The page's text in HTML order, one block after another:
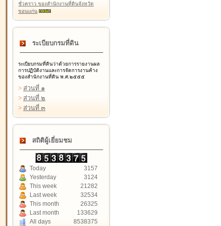
ชั่วคราว ของสำนักงานที่ดินจังหวัด
ขอนแก่น
ระเบียบกรมที่ดิน
ระเบียบกรมที่ดินว่าด้วยการรายงานผล
การปฏิบัติงานและการจัดการงานค้าง
ของสำนักงานที่ดิน พ.ศ.๒๕๕๕
> ส่วนที่ ๑
> ส่วนที่ ๒
> ส่วนที่ ๓
สถิติผู้เยี่ยมชม
Today
3157
Yesterday
3124
This week
21282
Last week
32534
This month
26325
Last month
133629
All days
8538375